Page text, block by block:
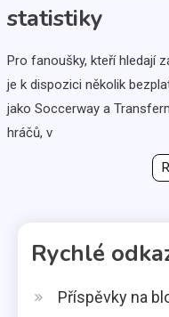
statistiky
Pro fanoušky, kteří hledají
je k dispozici několik
jako Soccerway a
hráčů, v
Rychlé
Příspěvky na